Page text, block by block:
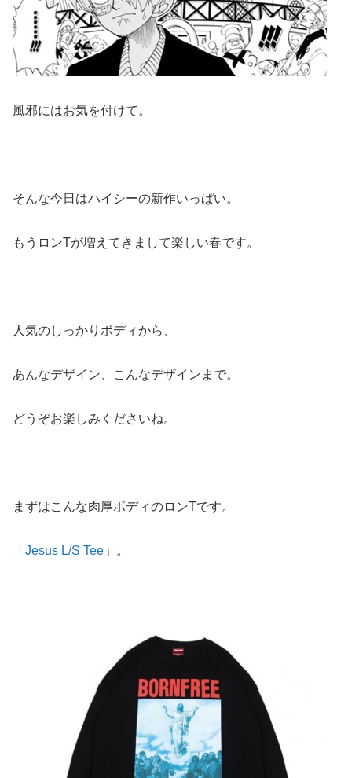
風邪にはお気を付けて。
そんな今日はハイシーの新作いっぱい。
もうロンTが増えてきまして楽しい春です。
人気のしっかりボディから、
あんなデザイン、こんなデザインまで。
どうぞお楽しみくださいね。
まずはこんな肉厚ボディのロンTです。
「 Jesus L/S Tee 」。